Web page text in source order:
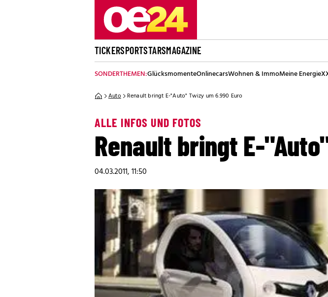
TICKERSPORTSTARSMAGAZINE
SONDERTHEMEN:GlücksmomenteOnlinecarsWohnen & ImmoMeine Energie
Auto Renault bringt E-"Auto" Twizy um 6.990 Euro
ALLE INFOS UND FOTOS
Renault bringt E-
04.03.2011, 11:50